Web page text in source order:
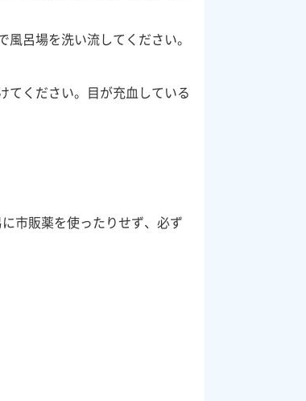
呂場を洗い流してください。
てください。目が充血している
市販薬を使ったりせず、必ず